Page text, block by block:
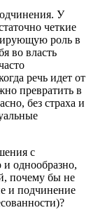
У
четкие
роль в
во власть
речь идет от
превратить в
без страха и
с
и однообразно,
почему бы не
и подчинение